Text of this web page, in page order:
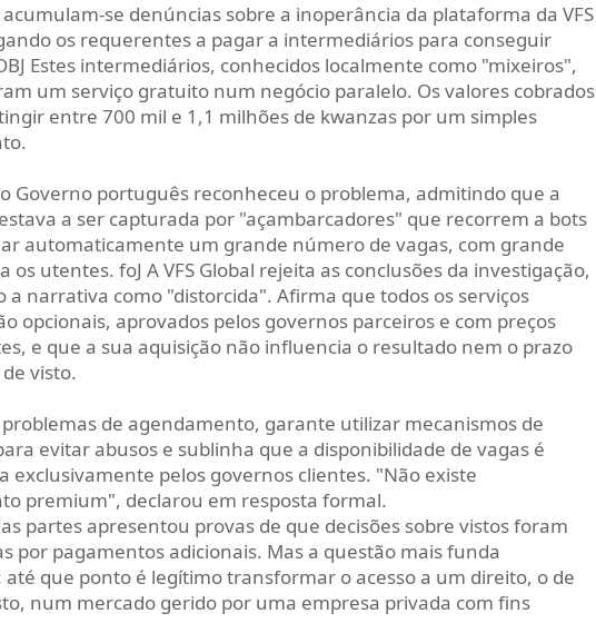
se denúncias sobre a inoperância da plataforma da VFS
os requerentes a pagar a intermediários para conseguir
Estes intermediários, conhecidos localmente como "mixeiros",
um serviço gratuito num negócio paralelo. Os valores cobrados
entre 700 mil e 1,1 milhões de kwanzas por um simples
Governo português reconheceu o problema, admitindo que a
a ser capturada por "açambarcadores" que recorrem a bots
automaticamente um grande número de vagas, com grande
os utentes. foJ A VFS Global rejeita as conclusões da investigação,
a narrativa como "distorcida". Afirma que todos os serviços
opcionais, aprovados pelos governos parceiros e com preços
e que a sua aquisição não influencia o resultado nem o prazo
visto.
de agendamento, garante utilizar mecanismos de
evitar abusos e sublinha que a disponibilidade de vagas é
exclusivamente pelos governos clientes. "Não existe
premium", declarou em resposta formal.
partes apresentou provas de que decisões sobre vistos foram
por pagamentos adicionais. Mas a questão mais funda
que ponto é legítimo transformar o acesso a um direito, o de
num mercado gerido por uma empresa privada com fins